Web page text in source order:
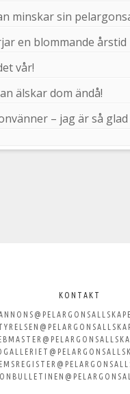
minskar sin
en blommande årstid
vår!
älskar dom ändå!
– jag är så
KONTAKT